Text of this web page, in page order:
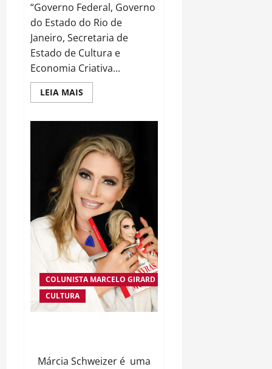
“Governo Federal, Governo
do Estado do Rio de
Janeiro, Secretaria de
Estado de Cultura e
Economia Criativa...
LEIA MAISRead
more
PROMOVE
INTERATIVIDADE
PELAS
REDES
SOCIAIS
:
Dias
3
e
4
de
abril
COLUNISTA MARCELO GIRARD
CULTURA
Márcia Schweizer é uma